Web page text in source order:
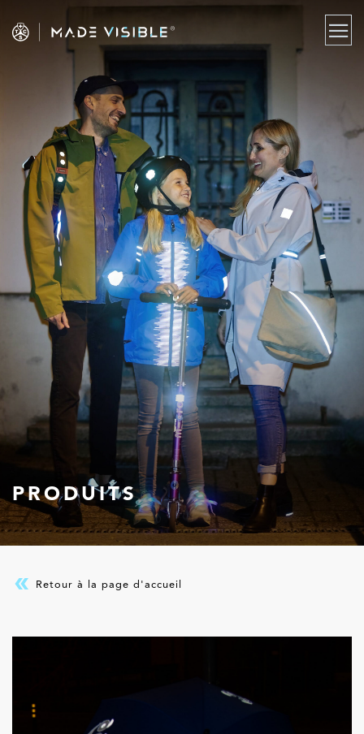
PRODUITS
Retour à la page d'accueil